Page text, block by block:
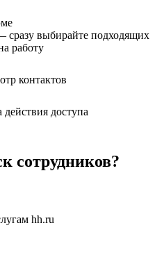
выбирайте подходящих
работу
контактов
доступа
сотрудников?
hh.ru